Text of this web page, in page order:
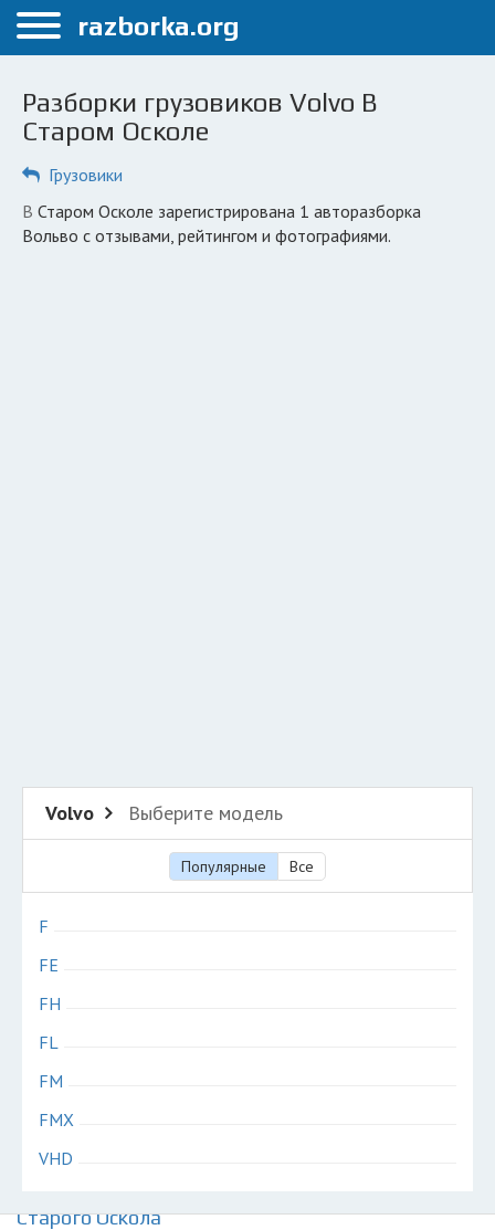
Меню
Старый Оскол
Каталог разборок
Вопрос автоюристу
Разборки грузовиков Volvo В
Старом Осколе
Грузовики
В Старом Осколе зарегистрирована 1 авторазборка
Вольво с отзывами, рейтингом и фотографиями.
Volvo Выберите модель
Популярные Все
F
FE
FH
FL
FM
FMX
VHD
Старого Оскола
razborka.org